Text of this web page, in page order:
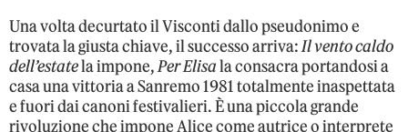
Una volta decurtato il Visconti dallo pseudonimo e
trovata la giusta chiave, il successo arriva:Il vento caldo
dell’estatela impone,Per Elisala consacra portandosi a
casa una vittoria a Sanremo 1981 totalmente inaspettata
e fuori dai canoni festivalieri. È una piccola grande
rivoluzione che impone Alice come autrice o interprete